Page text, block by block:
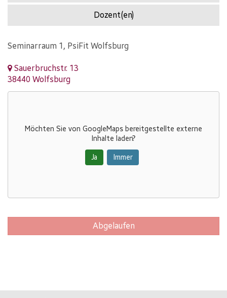
Dozent(en)
Seminarraum 1, PsiFit Wolfsburg
Sauerbruchstr. 13
38440 Wolfsburg
Möchten Sie von GoogleMaps bereitgestellte externe
Inhalte laden?
Ja Immer
Abgelaufen